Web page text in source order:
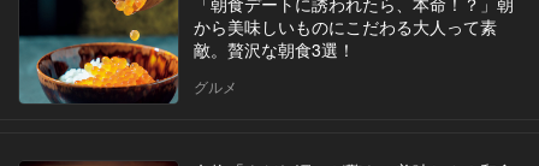
から美味しいものにこだわる大人って素
敵。贅沢な朝食3選！
グルメ